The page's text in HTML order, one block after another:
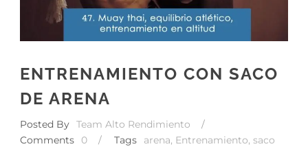
ENTRENAMIENTO CON SACO
DE ARENA
Posted By Team Alto Rendimiento
/
Comments
0 / Tags arena, Entrenamiento, saco